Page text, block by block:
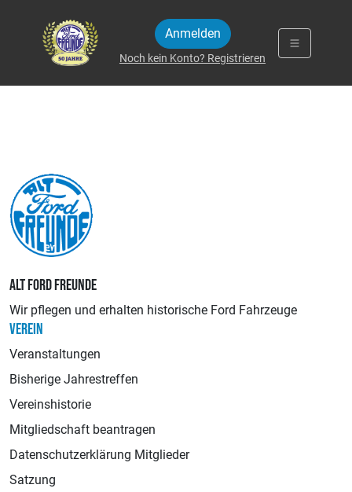
Anmelden
Noch kein Konto? Registrieren
ALT FORD FREUNDE
Wir pflegen und erhalten historische Ford Fahrzeuge
VEREIN
Veranstaltungen
Bisherige Jahrestreffen
Vereinshistorie
Mitgliedschaft beantragen
Datenschutzerklärung Mitglieder
Satzung